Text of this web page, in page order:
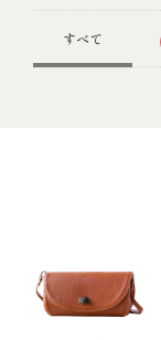
すべて